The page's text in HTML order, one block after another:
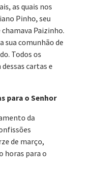
as quais nos
Pinho, seu
Paizinho.
sua comunhão de
Todos os
cartas e
para o Senhor
da
de março,
horas para o